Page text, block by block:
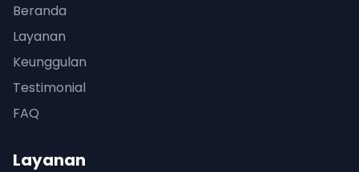
Beranda
Layanan
Keunggulan
Testimonial
FAQ
Layanan